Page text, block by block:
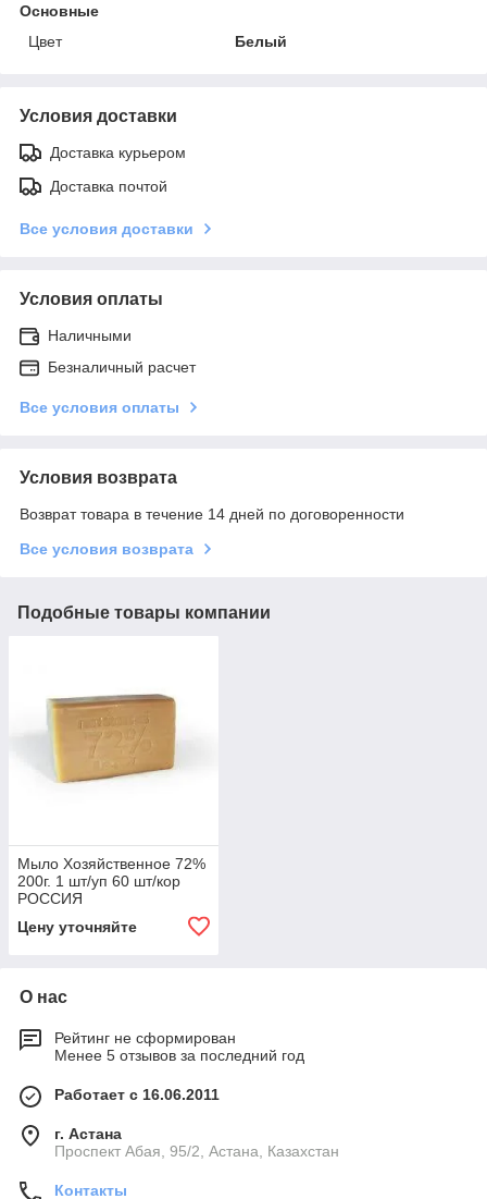
Основные
Цвет
Белый
Условия доставки
Доставка курьером
Доставка почтой
Все условия доставки
Условия оплаты
Наличными
Безналичный расчет
Все условия оплаты
Условия возврата
Возврат товара в течение 14 дней по договоренности
Все условия возврата
Подобные товары компании
Мыло Хозяйственное 72%
200г. 1 шт/уп 60 шт/кор
РОССИЯ
Цену уточняйте
О нас
Рейтинг не сформирован
Менее 5 отзывов за последний год
Работает с 16.06.2011
г. Астана
​Проспект Абая, 95/2, Астана, Казахстан
Контакты